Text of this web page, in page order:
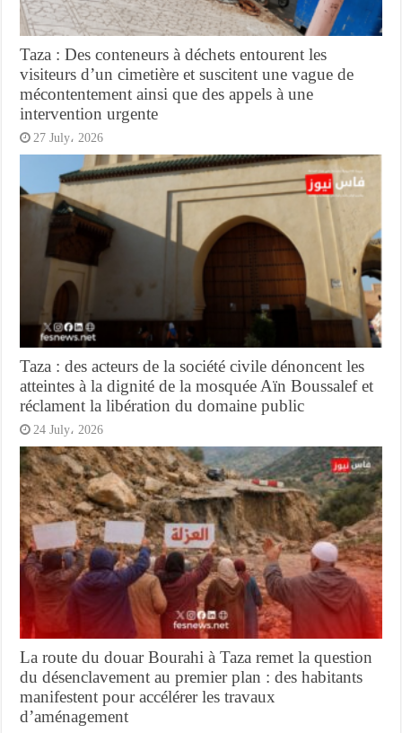
Taza : Des conteneurs à déchets entourent les
visiteurs d’un cimetière et suscitent une vague de
mécontentement ainsi que des appels à une
intervention urgente
27 July، 2026
Taza : des acteurs de la société civile dénoncent les
atteintes à la dignité de la mosquée Aïn Boussalef et
réclament la libération du domaine public
24 July، 2026
La route du douar Bourahi à Taza remet la question
du désenclavement au premier plan : des habitants
manifestent pour accélérer les travaux
d’aménagement